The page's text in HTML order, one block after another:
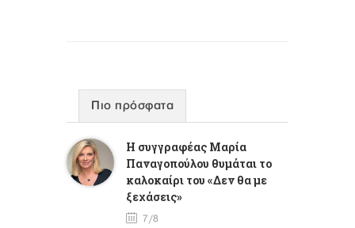
Πιο πρόσφατα
Η συγγραφέας Μαρία
Παναγοπούλου θυμάται το
καλοκαίρι του «Δεν θα με
ξεχάσεις»
7/8